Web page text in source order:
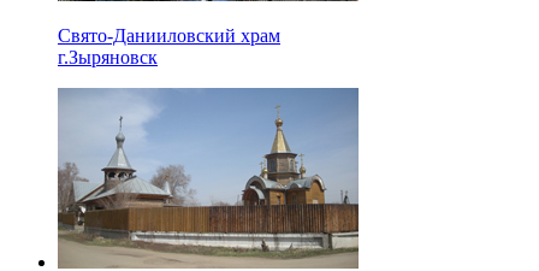
Свято-Данииловский храм
г.Зыряновск